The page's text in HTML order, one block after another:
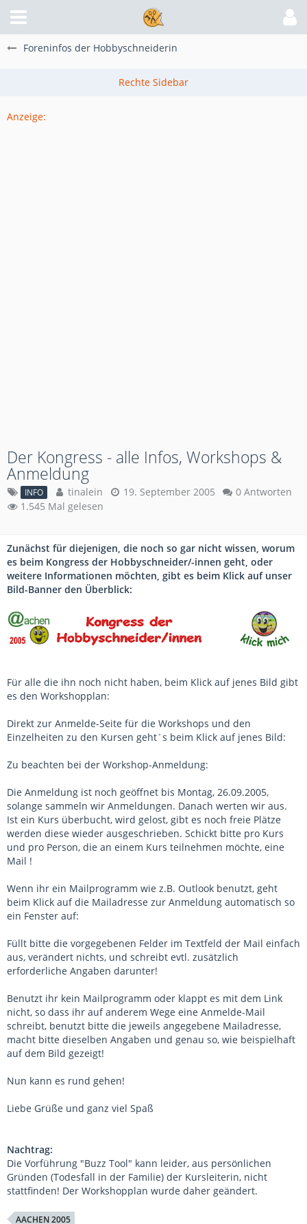
Foreninfos der Hobbyschneiderin
Anzeige:
Der Kongress - alle Infos, Workshops &
Anmeldung
INFO tinalein 19. September 2005
0 Antworten
1.545 Mal gelesen
Zunächst für diejenigen, die noch so gar nicht wissen, worum
es beim Kongress der Hobbyschneider/-innen geht, oder
weitere Informationen möchten, gibt es beim Klick auf unser
Bild-Banner den Überblick:
Für alle die ihn noch nicht haben, beim Klick auf jenes Bild gibt
es den Workshopplan:
Direkt zur Anmelde-Seite für die Workshops und den
Einzelheiten zu den Kursen geht´s beim Klick auf jenes Bild:
Zu beachten bei der Workshop-Anmeldung:
Die Anmeldung ist noch geöffnet bis Montag, 26.09.2005,
solange sammeln wir Anmeldungen. Danach werten wir aus.
Ist ein Kurs überbucht, wird gelost, gibt es noch freie Plätze
werden diese wieder ausgeschrieben. Schickt bitte pro Kurs
und pro Person, die an einem Kurs teilnehmen möchte, eine
Mail !
Wenn ihr ein Mailprogramm wie z.B. Outlook benutzt, geht
beim Klick auf die Mailadresse zur Anmeldung automatisch so
ein Fenster auf:
Füllt bitte die vorgegebenen Felder im Textfeld der Mail einfach
aus, verändert nichts, und schreibt evtl. zusätzlich
erforderliche Angaben darunter!
Benutzt ihr kein Mailprogramm oder klappt es mit dem Link
nicht, so dass ihr auf anderem Wege eine Anmelde-Mail
schreibt, benutzt bitte die jeweils angegebene Mailadresse,
macht bitte dieselben Angaben und genau so, wie beispielhaft
auf dem Bild gezeigt!
Nun kann es rund gehen!
Liebe Grüße und ganz viel Spaß
Nachtrag:
Die Vorführung "Buzz Tool" kann leider, aus persönlichen
Gründen (Todesfall in der Familie) der Kursleiterin, nicht
stattfinden! Der Workshopplan wurde daher geändert.
AACHEN 2005